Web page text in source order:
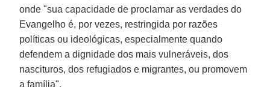
onde "sua capacidade de proclamar as verdades do
Evangelho é, por vezes, restringida por razões
políticas ou ideológicas, especialmente quando
defendem a dignidade dos mais vulneráveis, dos
nascituros, dos refugiados e migrantes, ou promovem
a família".